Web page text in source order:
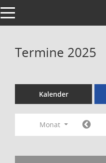
Toggle navigation
Termine 2025
Kalender
Monat